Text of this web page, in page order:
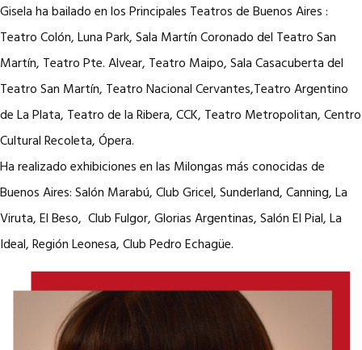
Gisela ha bailado en los Principales Teatros de Buenos Aires :
Teatro Colón, Luna Park, Sala Martín Coronado del Teatro San
Martín, Teatro Pte. Alvear, Teatro Maipo, Sala Casacuberta del
Teatro San Martín, Teatro Nacional Cervantes,Teatro Argentino
de La Plata, Teatro de la Ribera, CCK, Teatro Metropolitan, Centro
Cultural Recoleta, Ópera.
Ha realizado exhibiciones en las Milongas más conocidas de
Buenos Aires: Salón Marabú, Club Gricel, Sunderland, Canning, La
Viruta, El Beso, Club Fulgor, Glorias Argentinas, Salón El Pial, La
Ideal, Región Leonesa, Club Pedro Echagüe.